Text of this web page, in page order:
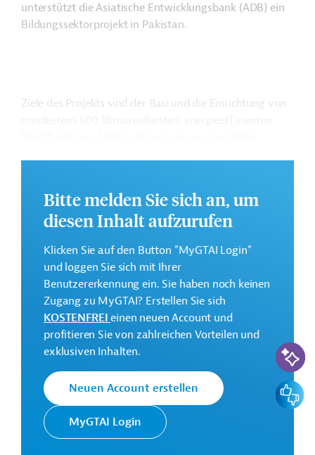
unterstützt die Asiatische Entwicklungsbank (ADB) ein
Bildungssektorprojekt in Pakistan.
Ziele des Projekts sind der Bau und die Einrichtung von
Entwicklungsprojekt finden Sie auf derWebseite der
.
Regularien und praktische Hinweise zur
Geschäftsanbahnung.
Gesamtkosten:
125 Millionen US-Dollar
Geberbeitrag:
7 Millionen US-Dollar (Zuschuss)
100 Millionen US-Dollar (Darlehen)
Kontaktadressen
Bitte melden Sie sich an, um
diesen Inhalt aufzurufen
Klicken Sie auf den Button "MyGTAI Login"
und loggen Sie sich mit Ihrer
Benutzererkennung ein. Sie haben noch keinen
Zugang zu MyGTAI? Erstellen Sie sich
KOSTENFREIeinen neuen Account und
profitieren Sie von zahlreichen Vorteilen und
exklusiven Inhalten.
Neuen Account erstellen
MyGTAI Login
KI-